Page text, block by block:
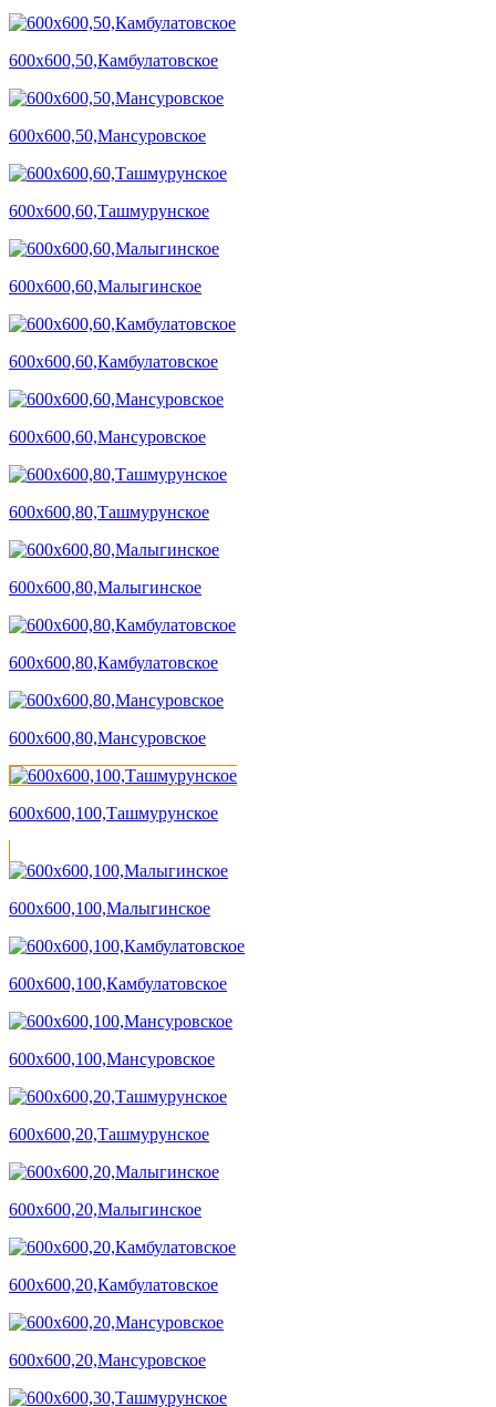
600х600,50,Камбулатовское
600х600,50,Мансуровское
600х600,60,Ташмурунское
600х600,60,Малыгинское
600х600,60,Камбулатовское
600х600,60,Мансуровское
600х600,80,Ташмурунское
600х600,80,Малыгинское
600х600,80,Камбулатовское
600х600,80,Мансуровское
600х600,100,Ташмурунское
600х600,100,Малыгинское
600х600,100,Камбулатовское
600х600,100,Мансуровское
600х600,20,Ташмурунское
600х600,20,Малыгинское
600х600,20,Камбулатовское
600х600,20,Мансуровское